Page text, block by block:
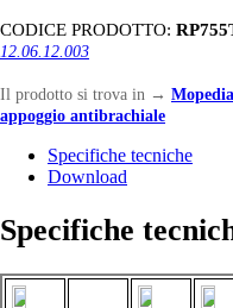
CODICE PRODOTTO:
12.06.12.003
Il prodotto si trova in → Mopedia
appoggio antibrachiale
Specifiche tecniche
Download
Specifiche